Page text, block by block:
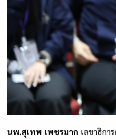
นพ.สุเทพ เพชรมาก เลขาธิกา